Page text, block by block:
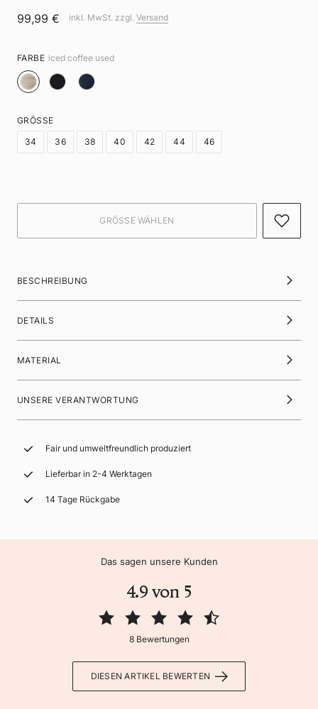
99,99 € inkl. MwSt. zzgl. Versand
FARBE iced coffee used
GRÖSSE
34
36 38 40 42 44 46
BESCHREIBUNG
DETAILS
MATERIAL
UNSERE VERANTWORTUNG
Fair und umweltfreundlich produziert
Lieferbar in 2-4 Werktagen
14 Tage Rückgabe
Das sagen unsere Kunden
4.9 von 5
8 Bewertungen
DIESEN ARTIKEL BEWERTEN